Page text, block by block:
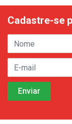
Cadastre-se